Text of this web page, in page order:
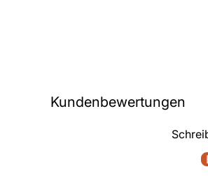
Kundenbewertungen